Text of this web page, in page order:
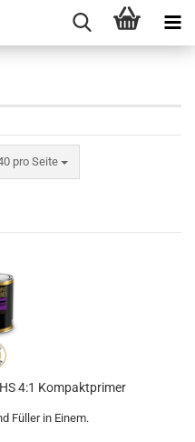
pro Seite
Seite
4:1 Kompaktprimer
Füller in Einem.